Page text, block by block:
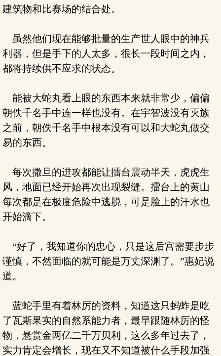
建筑物和比赛场的结合处。
虽然他们现在能够批量的生产世人眼中的神兵
利器，但是手下的人太多，很长一段时间之内，
都将持续供不应求的状态。
能被大蛇丸看上眼的东西本来就非常少，偏偏
朝佚千名手中连一样也没有。在宇智波没有灭族
之前，朝佚千名手中根本没有可以和大蛇丸做交
易的东西。
每次撒旦的进攻都能让擂台震动半天，虎虎生
风，地面已经开始再次出现裂缝。擂台上的黄山
每次都是在极度危险中逃脱，可是脸上的汗水也
开始滴下。
“好了，我知道你的忠心，只是这后宫需要步步
谨慎，不然面临的就可能是万丈深渊了。”惠妃说
道。
蓝蛇手里有着林厉的资料，知道这只蚂蚱是吃
了瓦斯果实的自然系能力者，最早跟随林厉的怪
物，悬赏金两亿二千万贝利，这么多年过去了，
实力肯定会增长，现在又不知道被什么手段加强